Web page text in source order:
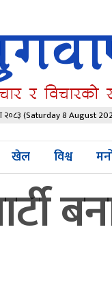
२०८३(Saturday 8 August
खेल विश्व